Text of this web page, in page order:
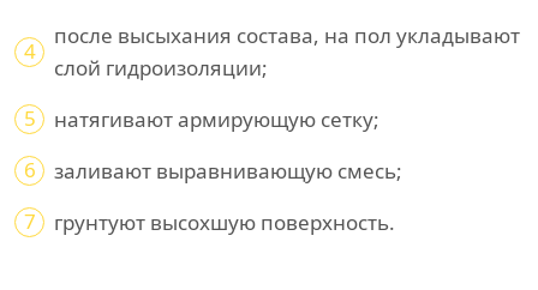
4
после высыхания состава, на пол укладывают
слой гидроизоляции;
5
натягивают армирующую сетку;
6
заливают выравнивающую смесь;
7
грунтуют высохшую поверхность.